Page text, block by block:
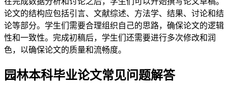
论文的结构应包括引言、文献综述、方法学、结果、讨论和结
论等部分。学生们需要合理组织自己的思路，确保论文的逻辑
性和一致性。完成初稿后，学生们还需要进行多次修改和润
色，以确保论文的质量和流畅度。
园林本科毕业论文常见问题解答